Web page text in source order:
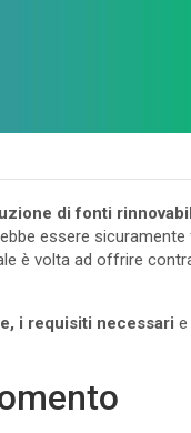
di fonti
essere
è volta ad offrire
i requisiti necessari